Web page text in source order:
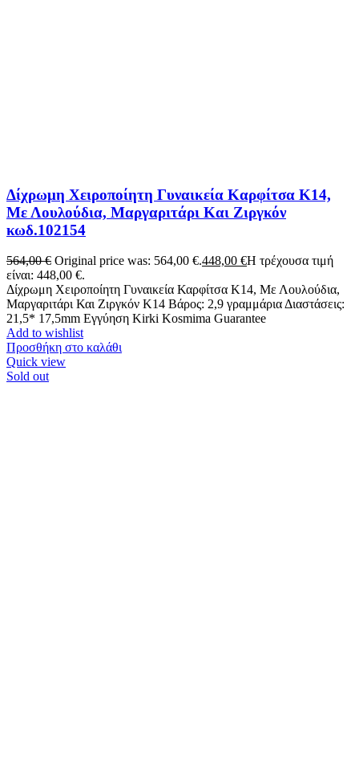
Δίχρωμη Χειροποίητη Γυναικεία Καρφίτσα Κ14,
Με Λουλούδια, Μαργαριτάρι Και Ζιργκόν
κωδ.102154
564,00€ Original price was: 564,00 €.448,00 €Η τρέχουσα τιμή
είναι: 448,00 €.
Δίχρωμη Χειροποίητη Γυναικεία Καρφίτσα Κ14, Με Λουλούδια,
Μαργαριτάρι Και Ζιργκόν Κ14 Βάρος: 2,9 γραμμάρια Διαστάσεις:
21,5* 17,5mm Εγγύηση Kirki Kosmima Guarantee
Add to wishlist
Προσθήκη στο καλάθι
Quick view
Sold out